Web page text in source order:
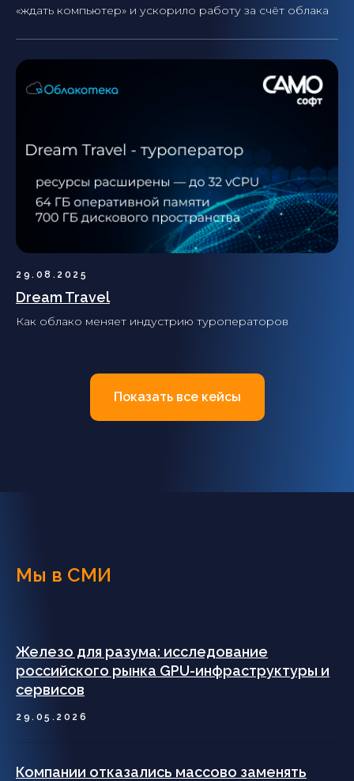
«ждать компьютер» и ускорило работу за счёт облака
29.08.2025
Dream Travel
Как облако меняет индустрию туроператоров
Показать все кейсы
Мы в СМИ
Железо для разума: исследование
российского рынка GPU-инфраструктуры и
сервисов
29.05.2026
Компании отказались массово заменять